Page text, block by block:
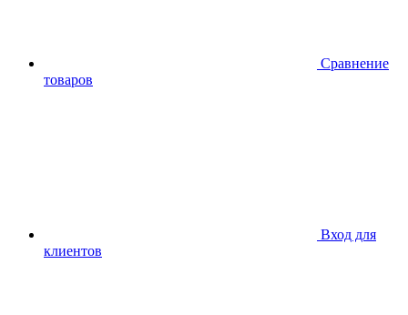
Сравнение
товаров
Вход для
клиентов